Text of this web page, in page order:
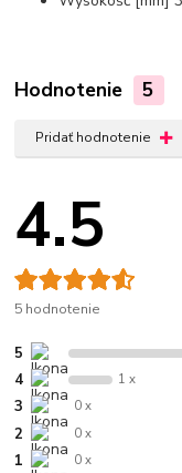
Hodnotenie 5
Pridať hodnotenie
4.5
5 hodnotenie
5
4 1 x
3 0 x
2 0 x
1 0 x